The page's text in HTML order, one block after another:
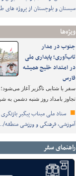
سیستان و بلوچستان از پروژه
ویژه‌ها
جنوب در مدار
تاب‌آوری؛ پایداری ملی
در امتداد خلیج همیشه
فارس
سفر با شتابی ناگزیر آغاز می‌شود؛
تجاوز بامداد روز شنبه دشمن به
ستاد ملی میناب پیگیر
آموزشی، فرهنگی و ورزشی
راهنمای سفر